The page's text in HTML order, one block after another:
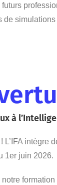
de simulations
à
L’IFA intègre
1er juin 2026.